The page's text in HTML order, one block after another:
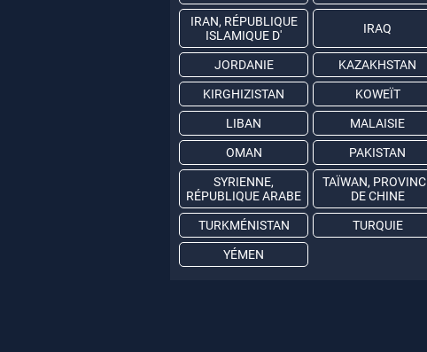
IRAN, RÉPUBLIQUE
ISLAMIQUE D'
IRAQ
JORDANIE KAZAKHSTAN
KIRGHIZISTAN KOWEÏT
LIBAN MALAISIE
OMAN PAKISTAN
SYRIENNE,
RÉPUBLIQUE ARABE
TAÏWAN,
DE CHINE
TURKMÉNISTAN TURQUIE
YÉMEN